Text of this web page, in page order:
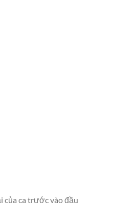
của ca trước vào đầu